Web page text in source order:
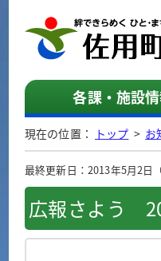
総合トップ
各課・施設
現在の位置： トップ > お
最終更新日：2013年5月2
広報さよう